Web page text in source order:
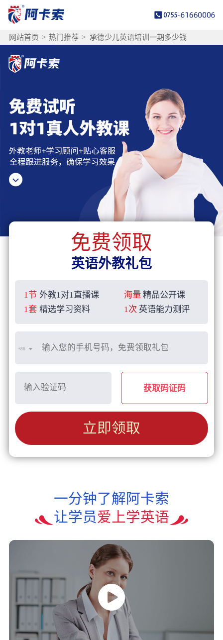
网站首页 > 热门推荐 > 承德少儿英语培训一期多少钱
免费领取
英语外教礼包
1节 外教1对1直播课 海量 精品公开课
1套 精选学习资料 1次 英语能力测评
+86
获取码证码
立即领取
一分钟了解阿卡索
让学员爱上学英语